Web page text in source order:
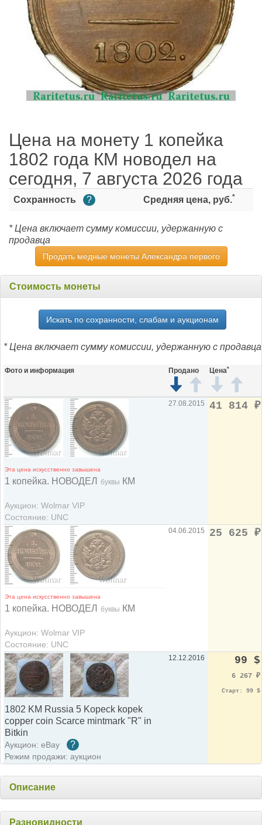
Цена на монету 1 копейка
1802 года КМ новодел на
сегодня, 7 августа 2026 года
Сохранность ? Средняя цена, руб.*
* Цена включает сумму комиссии, удержанную с
продавца
Продать медные монеты Александра первого
Стоимость монеты
Искать по сохранности, слабам и аукционам
* Цена включает сумму комиссии, удержанную с продавца
Фото и информация Продано Цена*
Эта цена искусственно завышена
1 копейка. НОВОДЕЛ буквы КМ
Аукцион: Wolmar VIP
Состояние: UNC
27.08.2015 41 814 ₽
Эта цена искусственно завышена
1 копейка. НОВОДЕЛ буквы КМ
Аукцион: Wolmar VIP
Состояние: UNC
04.06.2015 25 625 ₽
1802 KM Russia 5 Kopeck kopek
copper coin Scarce mintmark "R" in
Bitkin
Аукцион: eBay ?
Режим продажи: аукцион
12.12.2016 99 $
6 267 ₽
Старт: 99 $
Описание
Разновидности